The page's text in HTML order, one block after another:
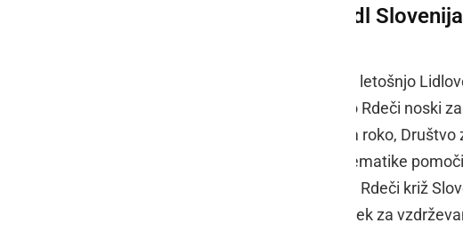
Z dobrodelnimi projekti Lidl
Poleg OŠ Stanka Vraza Ormož bodo letošnjo
projekta Skupaj skozi tišino, Društvo Rdeči noski
Športno srce za projekt Podajmo jim roko,
donacije lažje lotilo reševanja problematike
podporo Materinskemu domu Celje, Rdeči križ
društvo za cerebralno paralizo Sonček za